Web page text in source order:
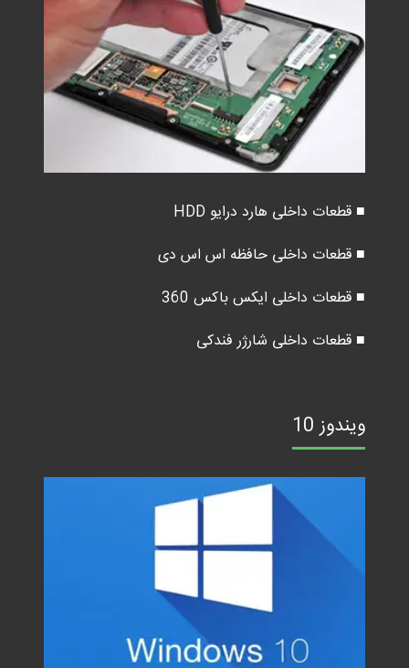
■ قطعات داخلی هارد درایو HDD
■ قطعات داخلی حافظه اس اس دی
■ قطعات داخلی ایکس باکس 360
■ قطعات داخلی شارژر فندکی
ویندوز 10